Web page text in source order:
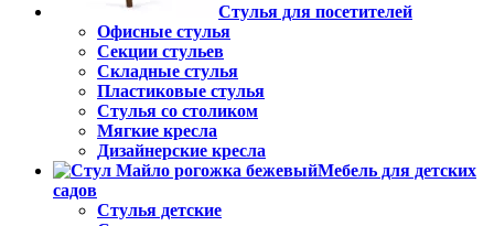
Стулья для посетителей
Офисные стулья
Секции стульев
Складные стулья
Пластиковые стулья
Стулья со столиком
Мягкие кресла
Дизайнерские кресла
Мебель для детских
садов
Стулья детские